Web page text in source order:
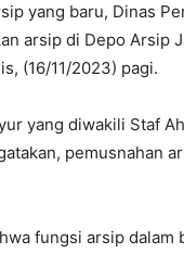
yang baru, Dinas
arsip di Depo Arsip
(16/11/2023) pagi.
yang diwakili Staf
pemusnahan
fungsi arsip